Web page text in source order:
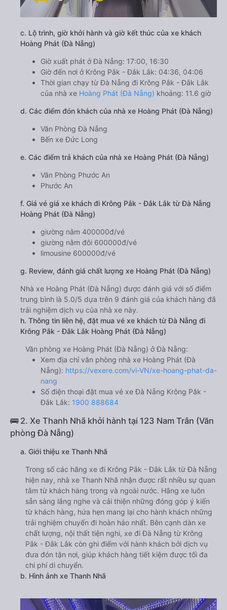
c. Lộ trình, giờ khởi hành và giờ kết thúc của xe khách
Hoàng Phát (Đà Nẵng)
Giờ xuất phát ở Đà Nẵng: 17:00, 16:30
Giờ đến nơi ở Krông Pắk - Đắk Lắk: 04:36, 04:06
Thời gian chạy từ Đà Nẵng đi Krông Pắk - Đắk Lắk
của nhà xe Hoàng Phát (Đà Nẵng) khoảng: 11.6 giờ
d. Các điểm đón khách của nhà xe Hoàng Phát (Đà Nẵng)
Văn Phòng Đà Nẵng
Bến xe Đức Long
e. Các điểm trả khách của nhà xe Hoàng Phát (Đà Nẵng)
Văn Phòng Phước An
Phước An
f. Giá vé giá xe khách đi Krông Pắk - Đắk Lắk từ Đà Nẵng
Hoàng Phát (Đà Nẵng)
giường nằm 400000đ/vé
giường nằm đôi 600000đ/vé
limousine 600000đ/vé
g. Review, đánh giá chất lượng xe Hoàng Phát (Đà Nẵng)
Nhà xe Hoàng Phát (Đà Nẵng) được đánh giá với số điểm
trung bình là 5.0/5 dựa trên 9 đánh giá của khách hàng đã
trải nghiệm dịch vụ của nhà xe này.
h. Thông tin liên hệ, đặt mua vé xe khách từ Đà Nẵng đi
Krông Pắk - Đắk Lắk Hoàng Phát (Đà Nẵng)
Văn phòng xe Hoàng Phát (Đà Nẵng) ở Đà Nẵng:
Xem địa chỉ văn phòng nhà xe Hoàng Phát (Đà
Nẵng): https://vexere.com/vi-VN/xe-hoang-phat-da-
nang
Số điện thoại đặt mua vé xe Đà Nẵng Krông Pắk -
Đắk Lắk: 1900 888684
🚌 2. Xe Thanh Nhã khởi hành tại 123 Nam Trân (Văn
phòng Đà Nẵng)
a. Giới thiệu xe Thanh Nhã
Trong số các hãng xe đi Krông Pắk - Đắk Lắk từ Đà Nẵng
hiện nay, nhà xe Thanh Nhã nhận được rất nhiều sự quan
tâm từ khách hàng trong và ngoài nước. Hãng xe luôn
sẵn sàng lắng nghe và cải thiện những đóng góp ý kiến
từ khách hàng, hứa hẹn mang lại cho hành khách những
trải nghiệm chuyến đi hoàn hảo nhất. Bên cạnh dàn xe
chất lượng, nội thất tiện nghi, xe đi Đà Nẵng từ Krông
Pắk - Đắk Lắk còn ghi điểm với hành khách bởi dịch vụ
đưa đón tận nơi, giúp khách hàng tiết kiệm được tối đa
chi phí di chuyển.
b. Hình ảnh xe Thanh Nhã